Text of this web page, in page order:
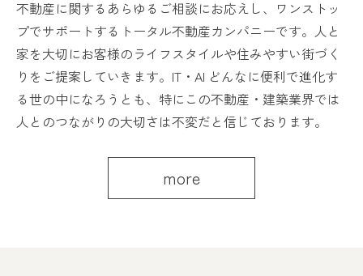
不動産に関するあらゆるご相談にお応えし、ワンストッ
プでサポートするトータル不動産カンパニーです。人と
家を大切にお客様のライフスタイルや住みやすい街づく
りをご提案していきます。IT・AI どんなに便利で進化す
る世の中になろうとも、特にこの不動産・建築業界では
人とのつながりの大切さは不変だと信じております。
more